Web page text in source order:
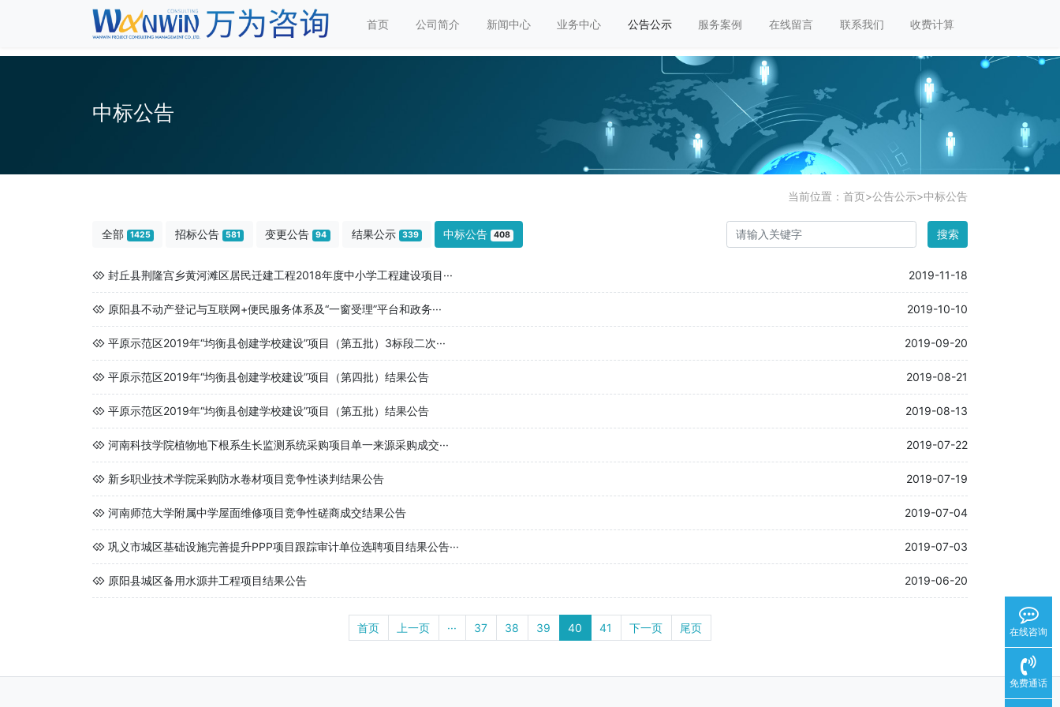
首页 公司简介 新闻中心 业务中心 公告公示 服务案例 在线留言 联系我们 收费计算
中标公告
当前位置： 首页>公告公示>中标公告
全部 1425 招标公告 581 变更公告 94 结果公示 339 中标公告 408 搜索
封丘县荆隆宫乡黄河滩区居民迁建工程2018年度中小学工程建设项目··· 2019-11-18
原阳县不动产登记与互联网+便民服务体系及“一窗受理”平台和政务··· 2019-10-10
平原示范区2019年“均衡县创建学校建设”项目（第五批）3标段二次··· 2019-09-20
平原示范区2019年“均衡县创建学校建设”项目（第四批）结果公告 2019-08-21
平原示范区2019年“均衡县创建学校建设”项目（第五批）结果公告 2019-08-13
河南科技学院植物地下根系生长监测系统采购项目单一来源采购成交··· 2019-07-22
新乡职业技术学院采购防水卷材项目竞争性谈判结果公告 2019-07-19
河南师范大学附属中学屋面维修项目竞争性磋商成交结果公告 2019-07-04
巩义市城区基础设施完善提升PPP项目跟踪审计单位选聘项目结果公告··· 2019-07-03
原阳县城区备用水源井工程项目结果公告 2019-06-20
首页 上一页 ··· 37 38 39 40 41 下一页 尾页 在线咨询
免费通话